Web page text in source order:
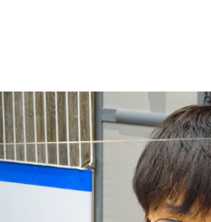
お知らせ
イベント・グッズ
YouTube
会社情報